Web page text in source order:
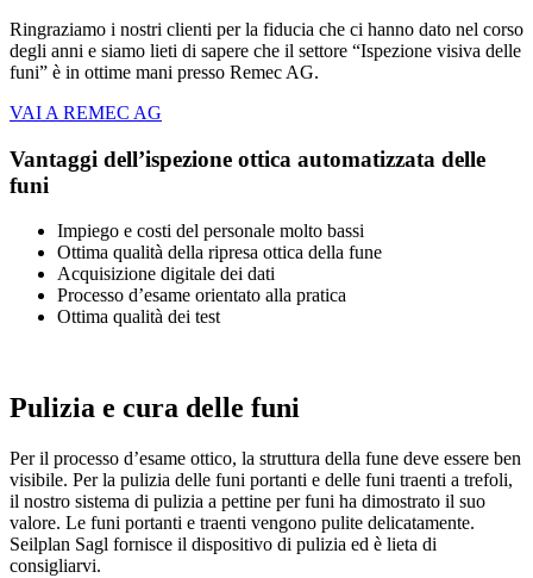
Ringraziamo i nostri clienti per la fiducia che ci hanno dato nel corso
degli anni e siamo lieti di sapere che il settore “Ispezione visiva delle
funi” è in ottime mani presso Remec AG.
VAI A REMEC AG
Vantaggi dell’ispezione ottica automatizzata delle
funi
Impiego e costi del personale molto bassi
Ottima qualità della ripresa ottica della fune
Acquisizione digitale dei dati
Processo d’esame orientato alla pratica
Ottima qualità dei test
Pulizia e cura delle funi
Per il processo d’esame ottico, la struttura della fune deve essere ben
visibile. Per la pulizia delle funi portanti e delle funi traenti a trefoli,
il nostro sistema di pulizia a pettine per funi ha dimostrato il suo
valore. Le funi portanti e traenti vengono pulite delicatamente.
Seilplan Sagl fornisce il dispositivo di pulizia ed è lieta di
consigliarvi.